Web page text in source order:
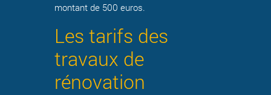
montant de 500 euros.
Les tarifs des
travaux de
rénovation